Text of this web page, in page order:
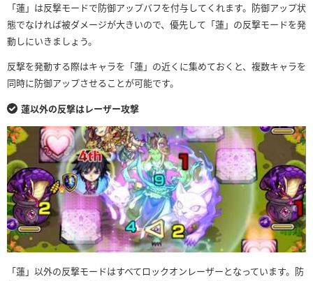
「蓮」は反撃モードで防御アップバフを付与してくれます。防御アップ状
態でなければ被ダメージが大きいので、優先して「蓮」の反撃モードを発
動しにいきましょう。
反撃を発動する際はキャラを「蓮」の近くに集めておくと、複数キャラを
同時に防御アップさせることが可能です。
蓮以外の反撃はレーザー攻撃
「蓮」以外の反撃モードはすべてロックオンレーザーとなっています。防